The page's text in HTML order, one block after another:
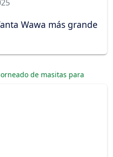
Wawa más grande